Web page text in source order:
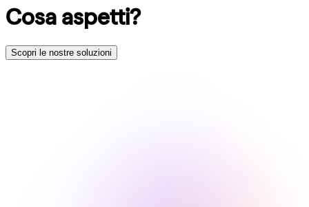
Cosa aspetti?
Scopri le nostre soluzioni